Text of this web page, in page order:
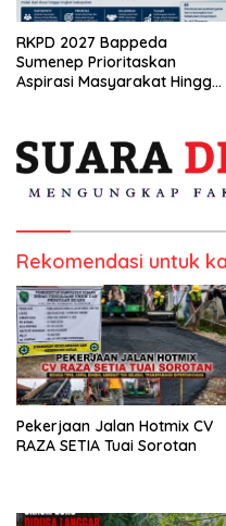
RKPD 2027 Bappeda
Sumenep Prioritaskan
Aspirasi Masyarakat Hingga
Rekomendasi untuk
Pekerjaan Jalan Hotmix CV
RAZA SETIA Tuai Sorotan